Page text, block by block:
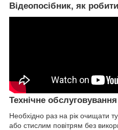
Відеопосібник, як
Технічне обслуговування
Необхідно раз на рік очищати
або стислим повітрям без